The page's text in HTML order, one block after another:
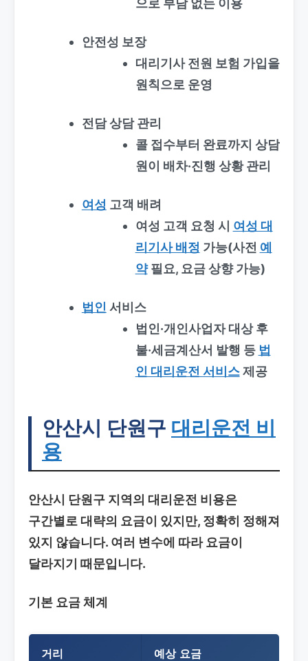
으로 부담 없는 이용
안전성 보장
대리기사 전원 보험 가입을
원칙으로 운영
전담 상담 관리
콜 접수부터 완료까지 상담
원이 배차·진행 상황 관리
여성 고객 배려
여성 고객 요청 시 여성 대
리기사 배정 가능(사전 예
약필요, 요금 상향 가능)
법인 서비스
법인·개인사업자 대상 후
불·세금계산서 발행 등 법
인 대리운전 서비스제공
안산시 단원구 대리운전 비
용
안산시 단원구 지역의 대리운전 비용은
구간별로 대략의 요금이 있지만, 정확히 정해져
있지 않습니다. 여러 변수에 따라 요금이
달라지기 때문입니다.
기본 요금 체계
거리 예상 요금